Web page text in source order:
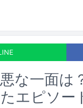
な一面は
エピソー